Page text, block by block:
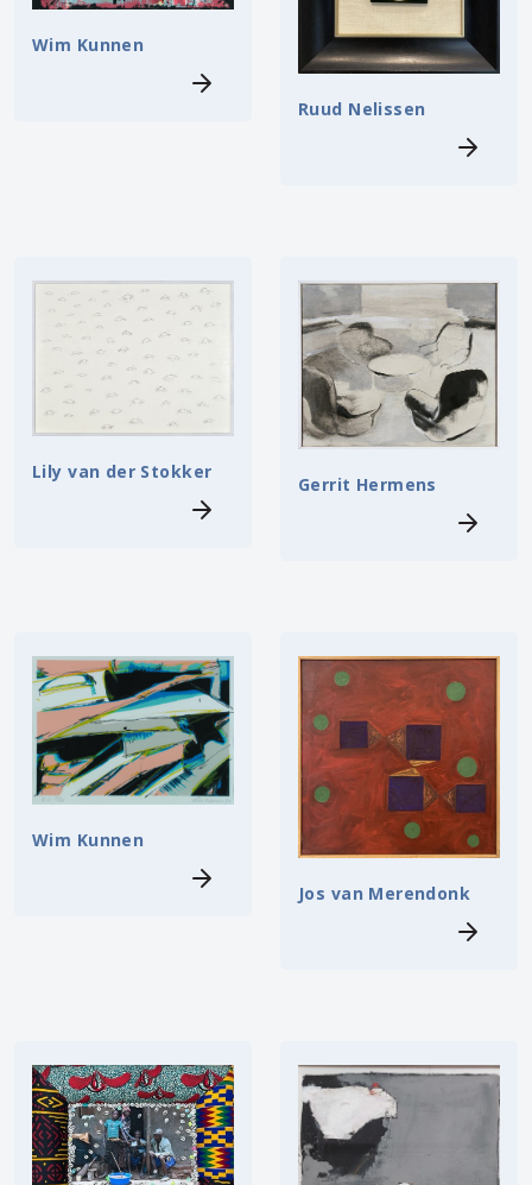
Wim Kunnen
Ruud Nelissen
Lily van der Stokker
Gerrit Hermens
Wim Kunnen
Jos van Merendonk